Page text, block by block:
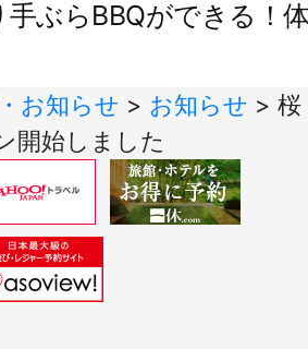
手ぶらBBQができる！
お知らせ > お知らせ > 桜
開始しました